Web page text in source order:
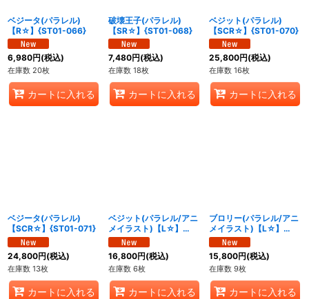
ベジータ(パラレル)
【R☆】{ST01-066}
6,980円(税込)
在庫数 20枚
カートに入れる
破壊王子(パラレル)
【SR☆】{ST01-068}
7,480円(税込)
在庫数 18枚
カートに入れる
ベジット(パラレル)
【SCR☆】{ST01-070}
25,800円(税込)
在庫数 16枚
カートに入れる
ベジータ(パラレル)
【SCR☆】{ST01-071}
24,800円(税込)
在庫数 13枚
カートに入れる
ベジット(パラレル/アニ
メイラスト)【L☆】
{FB05-025[ST01]}
16,800円(税込)
在庫数 6枚
カートに入れる
ブロリー(パラレル/アニ
メイラスト)【L☆】
{FB08-073[ST01]}
15,800円(税込)
在庫数 9枚
カートに入れる